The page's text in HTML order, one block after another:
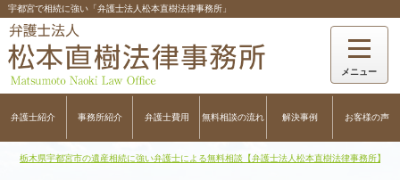
宇都宮で相続に強い「弁護士法人松本直樹法律事務所」
弁護士紹介 事務所紹介 弁護士費用 無料相談の流れ 解決事例 お客様の声
栃木県宇都宮市の遺産相続に強い弁護士による無料相談【弁護士法人松本直樹法律事務所】